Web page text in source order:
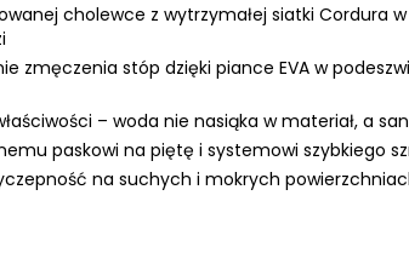
cholewce z wytrzymałej siatki Cordura
zmęczenia stóp dzięki piance EVA w
– woda nie nasiąka w materiał, a
paskowi na piętę i systemowi szybkiego
na suchych i mokrych